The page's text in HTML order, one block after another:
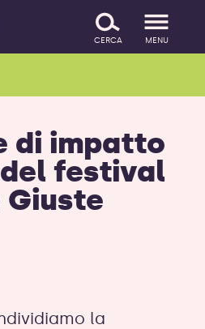
CERCA MENU
di impatto
festival
Giuste
la